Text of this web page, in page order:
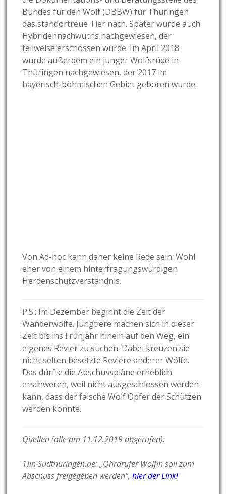
Bundes für den Wolf (DBBW) für Thüringen
das standortreue Tier nach. Später wurde auch
Hybridennachwuchs nachgewiesen, der
teilweise erschossen wurde. Im April 2018
wurde außerdem ein junger Wolfsrüde in
Thüringen nachgewiesen, der 2017 im
bayerisch-böhmischen Gebiet geboren wurde.
Von Ad-hoc kann daher keine Rede sein. Wohl
eher von einem hinterfragungswürdigen
Herdenschutzverständnis.
P.S.: Im Dezember beginnt die Zeit der
Wanderwölfe. Jungtiere machen sich in dieser
Zeit bis ins Frühjahr hinein auf den Weg, ein
eigenes Revier zu suchen. Dabei kreuzen sie
nicht selten besetzte Reviere anderer Wölfe.
Das dürfte die Abschusspläne erheblich
erschweren, weil nicht ausgeschlossen werden
kann, dass der falsche Wolf Opfer der Schützen
werden könnte.
Quellen (alle am 11.12.2019 abgerufen):
1)in Südthüringen.de: „Ohrdrufer Wölfin soll zum
Abschuss freigegeben werden“, hier der Link!